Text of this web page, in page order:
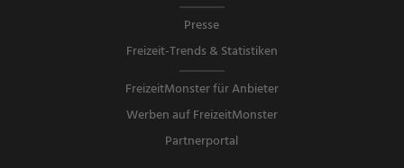
Presse
Freizeit-Trends & Statistiken
FreizeitMonster für Anbieter
Werben auf FreizeitMonster
Partnerportal